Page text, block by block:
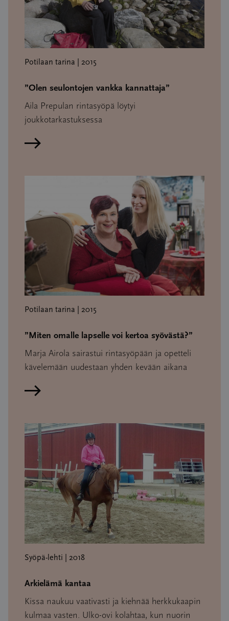
Potilaan tarina | 2015
”Olen seulontojen vankka kannattaja”
Aila Prepulan rintasyöpä löytyi
joukkotarkastuksessa
Lue artikkeli
Potilaan tarina | 2015
”Miten omalle lapselle voi kertoa syövästä?”
Marja Airola sairastui rintasyöpään ja opetteli
kävelemään uudestaan yhden kevään aikana
Lue artikkeli
Syöpä-lehti | 2018
Arkielämä kantaa
Kissa naukuu vaativasti ja kiehnää herkkukaapin
kulmaa vasten. Ulko-ovi kolahtaa, kun nuorin